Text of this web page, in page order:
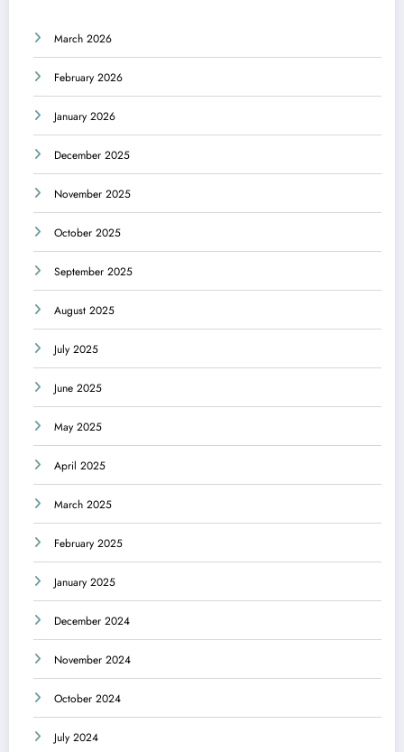
March 2026
February 2026
January 2026
December 2025
November 2025
October 2025
September 2025
August 2025
July 2025
June 2025
May 2025
April 2025
March 2025
February 2025
January 2025
December 2024
November 2024
October 2024
July 2024